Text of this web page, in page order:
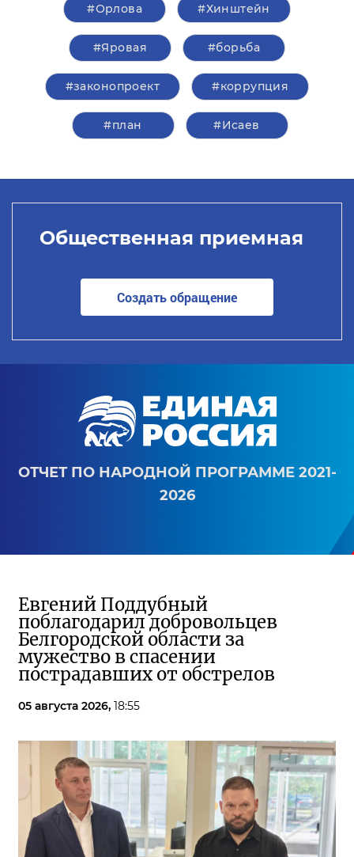
#Орлова #Хинштейн
#Яровая #борьба
#законопроект #коррупция
#план #Исаев
Общественная приемная
Создать обращение
ОТЧЕТ ПО НАРОДНОЙ ПРОГРАММЕ 2021-
2026
Евгений Поддубный
поблагодарил добровольцев
Белгородской области за
мужество в спасении
пострадавших от обстрелов
05 августа 2026, 18:55